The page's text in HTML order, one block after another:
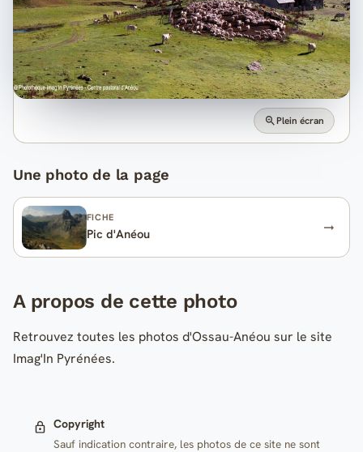
Plein écran
Une photo de la page
FICHE
Pic d'Anéou
A propos de cette photo
Retrouvez toutes les photos d'Ossau-Anéou sur le site
Imag'In Pyrénées.
Copyright
Sauf indication contraire, les photos de ce site ne sont